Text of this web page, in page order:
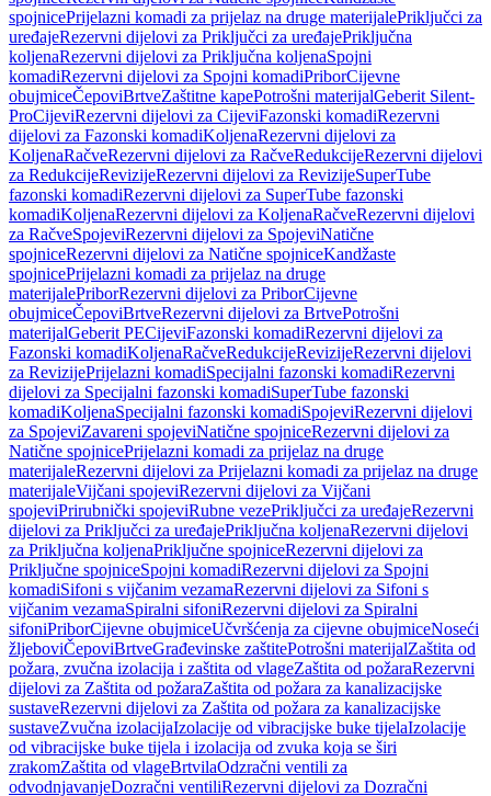
spojnicePrijelazni komadi za prijelaz na druge materijalePriključci za
uređajeRezervni dijelovi za Priključci za uređajePriključna
koljenaRezervni dijelovi za Priključna koljenaSpojni
komadiRezervni dijelovi za Spojni komadiPriborCijevne
obujmiceČepoviBrtveZaštitne kapePotrošni materijalGeberit Silent-
ProCijeviRezervni dijelovi za CijeviFazonski komadiRezervni
dijelovi za Fazonski komadiKoljenaRezervni dijelovi za
KoljenaRačveRezervni dijelovi za RačveRedukcijeRezervni dijelovi
za RedukcijeRevizijeRezervni dijelovi za RevizijeSuperTube
fazonski komadiRezervni dijelovi za SuperTube fazonski
komadiKoljenaRezervni dijelovi za KoljenaRačveRezervni dijelovi
za RačveSpojeviRezervni dijelovi za SpojeviNatične
spojniceRezervni dijelovi za Natične spojniceKandžaste
spojnicePrijelazni komadi za prijelaz na druge
materijalePriborRezervni dijelovi za PriborCijevne
obujmiceČepoviBrtveRezervni dijelovi za BrtvePotrošni
materijalGeberit PECijeviFazonski komadiRezervni dijelovi za
Fazonski komadiKoljenaRačveRedukcijeRevizijeRezervni dijelovi
za RevizijePrijelazni komadiSpecijalni fazonski komadiRezervni
dijelovi za Specijalni fazonski komadiSuperTube fazonski
komadiKoljenaSpecijalni fazonski komadiSpojeviRezervni dijelovi
za SpojeviZavareni spojeviNatične spojniceRezervni dijelovi za
Natične spojnicePrijelazni komadi za prijelaz na druge
materijaleRezervni dijelovi za Prijelazni komadi za prijelaz na druge
materijaleVijčani spojeviRezervni dijelovi za Vijčani
spojeviPrirubnički spojeviRubne vezePriključci za uređajeRezervni
dijelovi za Priključci za uređajePriključna koljenaRezervni dijelovi
za Priključna koljenaPriključne spojniceRezervni dijelovi za
Priključne spojniceSpojni komadiRezervni dijelovi za Spojni
komadiSifoni s vijčanim vezamaRezervni dijelovi za Sifoni s
vijčanim vezamaSpiralni sifoniRezervni dijelovi za Spiralni
sifoniPriborCijevne obujmiceUčvršćenja za cijevne obujmiceNoseći
žljeboviČepoviBrtveGrađevinske zaštitePotrošni materijalZaštita od
požara, zvučna izolacija i zaštita od vlageZaštita od požaraRezervni
dijelovi za Zaštita od požaraZaštita od požara za kanalizacijske
sustaveRezervni dijelovi za Zaštita od požara za kanalizacijske
sustaveZvučna izolacijaIzolacije od vibracijske buke tijelaIzolacije
od vibracijske buke tijela i izolacija od zvuka koja se širi
zrakomZaštita od vlageBrtvilaOdzračni ventili za
odvodnjavanjeDozračni ventiliRezervni dijelovi za Dozračni